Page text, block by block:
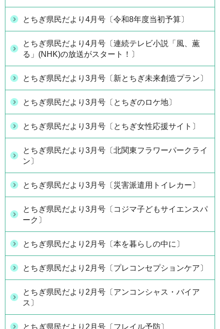
とちぎ県民だより4月号〔令和8年度当初予算〕
とちぎ県民だより4月号〔連続テレビ小説「風、薫
る」(NHK)の放送がスタート！〕
とちぎ県民だより3月号〔新とちぎ未来創造プラン〕
とちぎ県民だより3月号〔とちぎのロケ地〕
とちぎ県民だより3月号〔とちぎ女性応援サイト〕
とちぎ県民だより3月号〔北関東フラワーパークライ
ン〕
とちぎ県民だより3月号〔災害派遣用トイレカー〕
とちぎ県民だより3月号〔コジマ子どもサイエンスパ
ーク〕
とちぎ県民だより2月号〔本を暮らしの中に〕
とちぎ県民だより2月号〔プレコンセプションケア〕
とちぎ県民だより2月号〔アンコンシャス・バイア
ス〕
とちぎ県民だより2月号〔フレイル予防〕